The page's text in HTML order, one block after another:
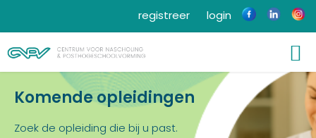
login
registreer
Komende opleidingen
Zoek de opleiding die bij u past.